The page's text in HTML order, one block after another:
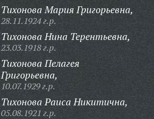
Тихонова Мария Григорьевна,
28.11.1924 г.р.
Тихонова Нина Терентьевна,
23.03.1918 г.р.
Тихонова Пелагея
Григорьевна,
10.07.1929 г.р.
Тихонова Раиса Никитична,
05.08.1921 г.р.